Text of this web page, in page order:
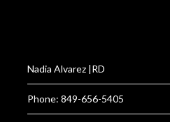
Nadia Alvarez |RD
Phone: 849-656-5405